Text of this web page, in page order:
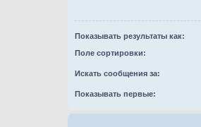
Показывать результаты как:
Поле сортировки:
Искать сообщения за:
Показывать первые: